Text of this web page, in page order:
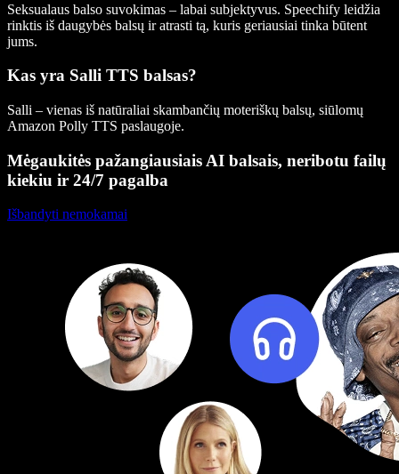
Seksualaus balso suvokimas – labai subjektyvus. Speechify leidžia
rinktis iš daugybės balsų ir atrasti tą, kuris geriausiai tinka būtent
jums.
Kas yra Salli TTS balsas?
Salli – vienas iš natūraliai skambančių moteriškų balsų, siūlomų
Amazon Polly TTS paslaugoje.
Mėgaukitės pažangiausiais AI balsais, neribotu failų
kiekiu ir 24/7 pagalba
Išbandyti nemokamai